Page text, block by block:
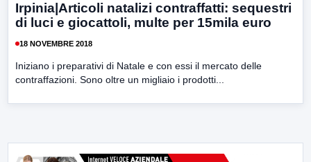
Irpinia|Articoli natalizi contraffatti: sequestri
di luci e giocattoli, multe per 15mila euro
18 NOVEMBRE 2018
Iniziano i preparativi di Natale e con essi il mercato delle
contraffazioni. Sono oltre un migliaio i prodotti...